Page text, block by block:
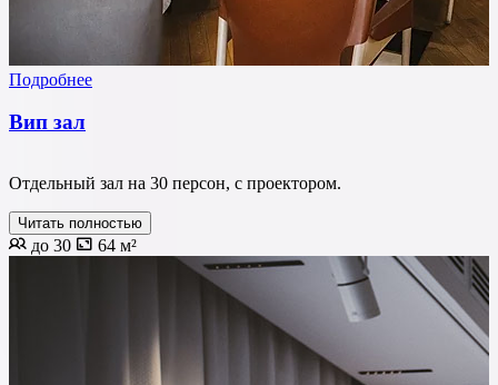
Подробнее
Вип зал
Отдельный зал на 30 персон, с проектором.
Читать полностью
до 30 64 м²